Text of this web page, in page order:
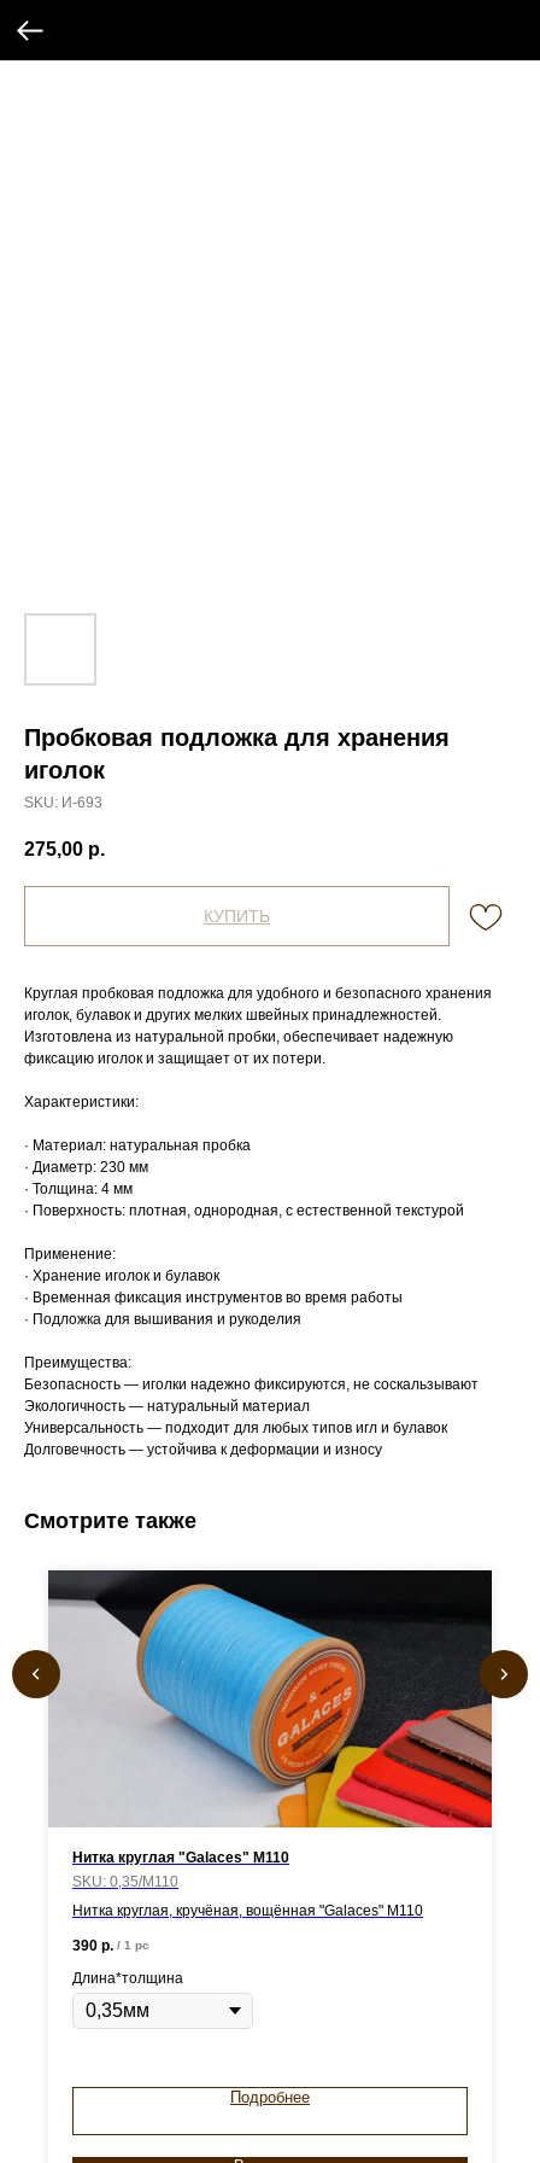
Пробковая подложка для хранения
иголок
SKU: И-693
275,00 р.
КУПИТЬ
Круглая пробковая подложка для удобного и безопасного хранения
иголок, булавок и других мелких швейных принадлежностей.
Изготовлена из натуральной пробки, обеспечивает надежную
фиксацию иголок и защищает от их потери.
Характеристики:
· Материал: натуральная пробка
· Диаметр: 230 мм
· Толщина: 4 мм
· Поверхность: плотная, однородная, с естественной текстурой
Применение:
· Хранение иголок и булавок
· Временная фиксация инструментов во время работы
· Подложка для вышивания и рукоделия
Преимущества:
Безопасность — иголки надежно фиксируются, не соскальзывают
Экологичность — натуральный материал
Универсальность — подходит для любых типов игл и булавок
Долговечность — устойчива к деформации и износу
Смотрите также
Нитка круглая "Galaces" М110
SKU: 0,35/М110
Нитка круглая, кручёная, вощённая "Galaces" М110
390 р. / 1 pc
Длина*толщина
Подробнее